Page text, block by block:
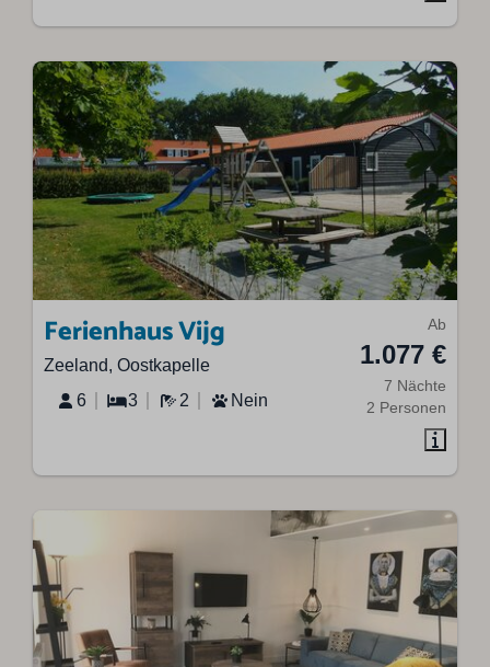
Ab
1.077 €
7 Nächte
2 Personen
Ferienhaus Vijg
Zeeland, Oostkapelle
6
3 2 Nein